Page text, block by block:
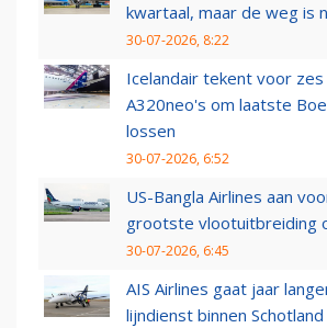
kwartaal, maar de weg is
30-07-2026, 8:22
Icelandair tekent voor
A320neo's om laatste
lossen
30-07-2026, 6:52
US-Bangla Airlines aan
grootste vlootuitbreiding
30-07-2026, 6:45
AIS Airlines gaat jaar
lijndienst binnen Schotland